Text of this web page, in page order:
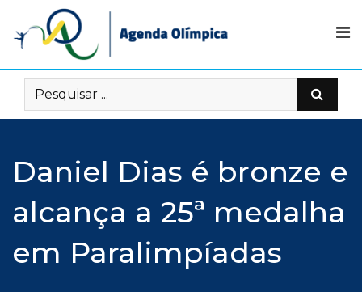
content
Daniel Dias é bronze e
alcança a 25ª medalha
em Paralimpíadas